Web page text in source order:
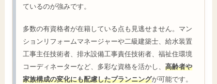
ているのが強みです。
多数の有資格者が在籍している点も見逃せません。マン
ションリフォームマネージャーや二級建築士、給水装置
工事主任技術者、排水設備工事責任技術者、福祉住環境
コーディネーターなど、多彩な資格を活かし、 高齢者や
家族構成の変化にも配慮したプランニングが可能です。